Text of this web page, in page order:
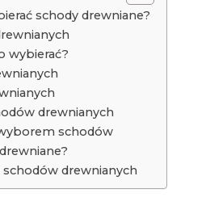
schody drewniane?
wybierać?
drewnianych
schodów
drewnianych